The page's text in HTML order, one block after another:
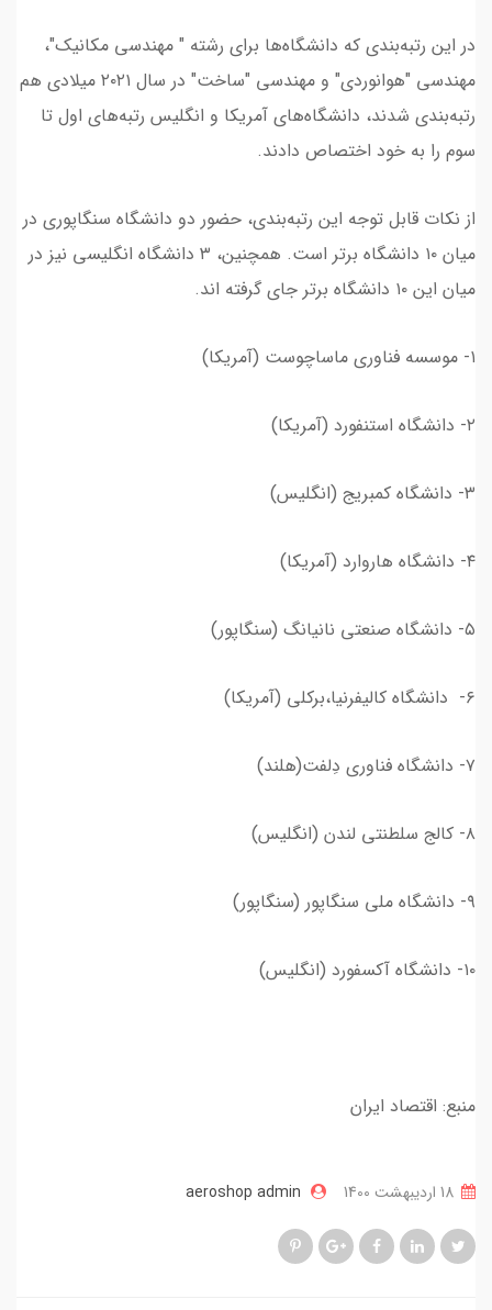
در این رتبه‌بندی که دانشگاه‌ها برای رشته " مهندسی مکانیک"،
مهندسی "هوانوردی" و مهندسی "ساخت" در سال ۲۰۲۱ میلادی هم
رتبه‌بندی شدند، دانشگاه‌های آمریکا و انگلیس رتبه‌های اول تا
سوم را به خود اختصاص دادند.
از نکات قابل توجه این رتبه‌بندی، حضور دو دانشگاه سنگاپوری در
میان ۱۰ دانشگاه برتر است. همچنین، ۳ دانشگاه انگلیسی نیز در
میان این ۱۰ دانشگاه برتر جای گرفته اند.
۱- موسسه فناوری ماساچوست (آمریکا)
۲- دانشگاه استنفورد (آمریکا)
۳- دانشگاه کمبریج (انگلیس)
۴- دانشگاه هاروارد (آمریکا)
۵- دانشگاه صنعتی نانیانگ (سنگاپور)
۶- دانشگاه کالیفرنیا،برکلی (آمریکا)
۷- دانشگاه فناوری دِلفت(هلند)
۸- کالج سلطنتی لندن (انگلیس)
۹- دانشگاه ملی سنگاپور (سنگاپور)
۱۰- دانشگاه آکسفورد (انگلیس)
منبع: اقتصاد ایران
aeroshop admin